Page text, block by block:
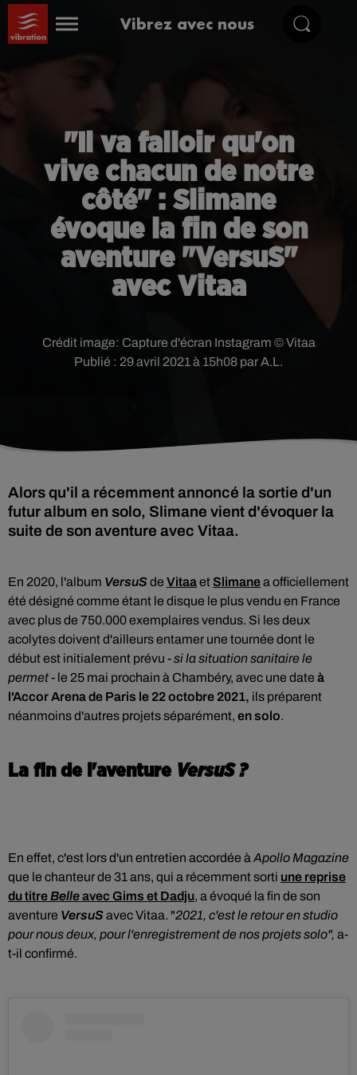
Vibrez avec nous
"Il va falloir qu'on
vive chacun de notre
côté" : Slimane
évoque la fin de son
aventure "VersuS"
avec Vitaa
Publié : 29 avril 2021 à 15h08 par A.L.
Crédit image: Capture d'écran Instagram © Vitaa
Alors qu'il a récemment annoncé la sortie d'un
futur album en solo, Slimane vient d'évoquer la
suite de son aventure avec Vitaa.
En 2020, l'album VersuSde VitaaetSlimanea officiellement
été désigné comme étant le disque le plus vendu en France
avec plus de 750.000 exemplaires vendus. Si les deux
acolytes doivent d'ailleurs entamer une tournée dont le
début est initialement prévu - si la situation sanitaire le
permet - le 25 mai prochain à Chambéry, avec une date à
l'Accor Arena de Paris le 22 octobre 2021, ils préparent
néanmoins d'autres projets séparément, en solo.
La fin de l'aventure VersuS ?
En effet, c'est lors d'un entretien accordée à Apollo Magazine
que le chanteur de 31 ans, qui a récemment sorti une reprise
du titreBelleavec Gims et Dadju, a évoqué la fin de son
aventure VersuSavec Vitaa. "2021, c'est le retour en studio
pour nous deux, pour l'enregistrement de nos projets solo", a-
t-il confirmé.